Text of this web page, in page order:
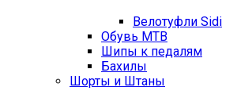
Велотуфли Sidi
Обувь MTB
Шипы к педалям
Бахилы
Шорты и Штаны